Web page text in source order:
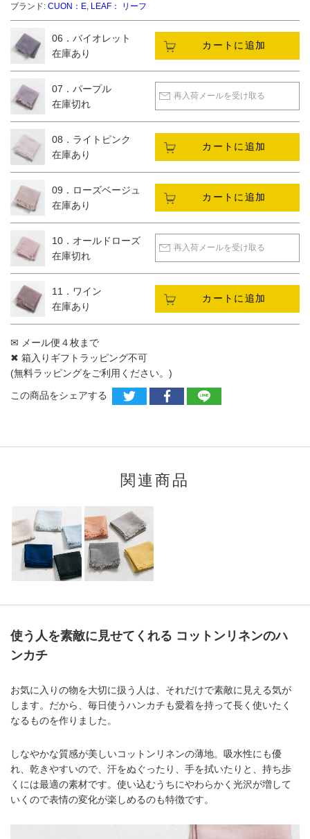
ブランド: CUON：E, LEAF： リーフ
06．バイオレット
在庫あり
カートに追加
07．パープル
在庫切れ
再入荷メールを受け取る
08．ライトピンク
在庫あり
カートに追加
09．ローズベージュ
在庫あり
カートに追加
10．オールドローズ
在庫切れ
再入荷メールを受け取る
11．ワイン
在庫あり
カートに追加
✉ メール便４枚まで
✖ 箱入りギフトラッピング不可
(無料ラッピングをご利用ください。)
この商品をシェアする
関連商品
使う人を素敵に見せてくれる コットンリネンのハ
ンカチ
お気に入りの物を大切に扱う人は、それだけで素敵に見える気が
します。だから、毎日使うハンカチも愛着を持って長く使いたく
なるものを作りました。
しなやかな質感が美しいコットンリネンの薄地。吸水性にも優
れ、乾きやすいので、汗をぬぐったり、手を拭いたりと、持ち歩
くには最適の素材です。使い込むうちにやわらかく光沢が増して
いくので表情の変化が楽しめるのも特徴です。